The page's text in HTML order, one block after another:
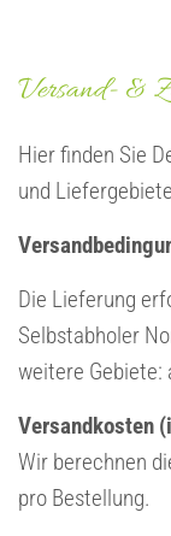
Versand- &
Hier finden Sie
und
Die Lieferung
Selbstabholer
weitere Gebiete:
Versandkosten
Wir berechnen
pro Bestellung.